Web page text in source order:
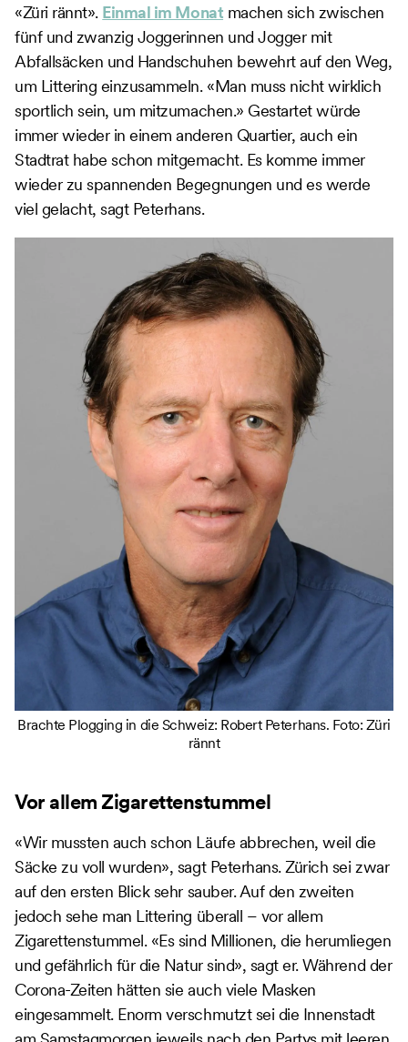
«Züri rännt». Einmal im Monat machen sich zwischen
fünf und zwanzig Joggerinnen und Jogger mit
Abfallsäcken und Handschuhen bewehrt auf den Weg,
um Littering einzusammeln. «Man muss nicht wirklich
sportlich sein, um mitzumachen.» Gestartet würde
immer wieder in einem anderen Quartier, auch ein
Stadtrat habe schon mitgemacht. Es komme immer
wieder zu spannenden Begegnungen und es werde
viel gelacht, sagt Peterhans.
Brachte Plogging in die Schweiz: Robert Peterhans. Foto: Züri
rännt
Vor allem Zigarettenstummel
«Wir mussten auch schon Läufe abbrechen, weil die
Säcke zu voll wurden», sagt Peterhans. Zürich sei zwar
auf den ersten Blick sehr sauber. Auf den zweiten
jedoch sehe man Littering überall – vor allem
Zigarettenstummel. «Es sind Millionen, die herumliegen
und gefährlich für die Natur sind», sagt er. Während der
Corona-Zeiten hätten sie auch viele Masken
eingesammelt. Enorm verschmutzt sei die Innenstadt